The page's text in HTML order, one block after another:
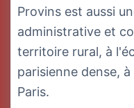
Provins est aussi
administrative et
territoire rural, à
parisienne dense,
Paris.